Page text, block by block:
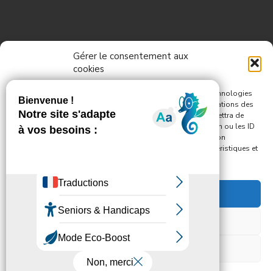
Gérer le consentement aux
cookies
Pour offrir les meilleures expériences, nous utilisons des technologies
telles que les cookies pour stocker et/ou accéder aux informations des
appareils. Le fait de consentir à ces technologies nous permettra de
traiter des données telles que le comportement de navigation ou les ID
uniques sur ce site. Le fait de ne pas consentir ou de retirer son
consentement peut avoir un effet négatif sur certaines caractéristiques et
Informations
Nous contacter
Politique de confidentialité
Propulsé parWP– Réalisé avec the Thème Customizr